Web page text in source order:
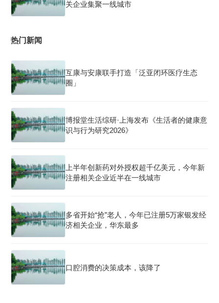
关企业集聚一线城市
热门新闻
互康与安康联手打造「泛亚闭环医疗生态
圈」
博报堂生活综研·上海发布《生活者的健康意
识与行为研究2026》
上半年创新药对外授权超千亿美元，今年新
注册相关企业近半在一线城市
多省开始“抢”老人，今年已注册5万家银发经
济相关企业，华东最多
口腔消费的决策成本，该降了